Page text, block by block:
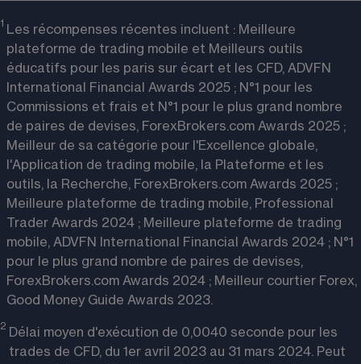
1 Les récompenses récentes incluent : Meilleure
plateforme de trading mobile et Meilleurs outils
éducatifs pour les paris sur écart et les CFD, ADVFN
International Financial Awards 2025 ; N°1 pour les
Commissions et frais et N°1 pour le plus grand nombre
de paires de devises, ForexBrokers.com Awards 2025 ;
Meilleur de sa catégorie pour l'Excellence globale,
l'Application de trading mobile, la Plateforme et les
outils, la Recherche, ForexBrokers.com Awards 2025 ;
Meilleure plateforme de trading mobile, Professional
Trader Awards 2024 ; Meilleure plateforme de trading
mobile, ADVFN International Financial Awards 2024 ; N°1
pour le plus grand nombre de paires de devises,
ForexBrokers.com Awards 2024 ; Meilleur courtier Forex,
Good Money Guide Awards 2023.
2 Délai moyen d'exécution de 0,0040 seconde pour les
trades de CFD, du 1er avril 2023 au 31 mars 2024. Peut